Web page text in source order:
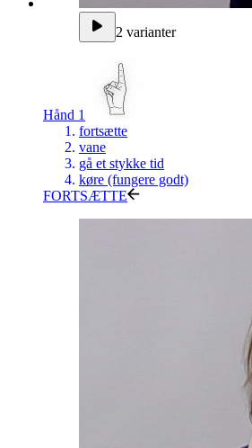
2 varianter
Hånd 1
fortsætte
vane
gå et stykke tid
køre (fungere godt)
FORTSÆTTE